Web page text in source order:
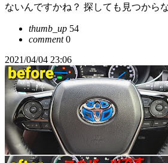
ないんですかね？ 探しても見つから
thumb_up 54
comment0
2021/04/04 23:06